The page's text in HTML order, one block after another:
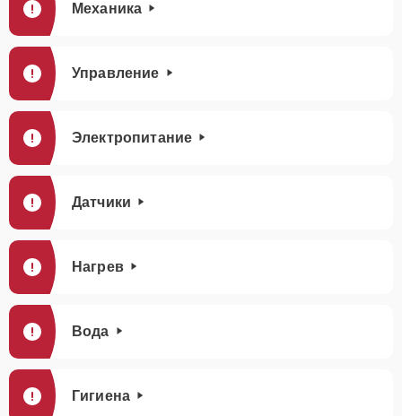
Механика
Управление
Электропитание
Датчики
Нагрев
Вода
Гигиена